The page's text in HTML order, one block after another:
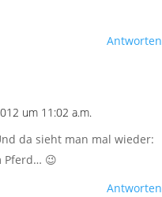
Antworten
um 11:02 a.m.
da sieht man mal wieder:
Pferd… 😉
Antworten